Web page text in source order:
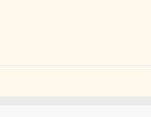
主本来就是不谈恋爱
商都是top ，少年气
，专注，耐心，尊重。